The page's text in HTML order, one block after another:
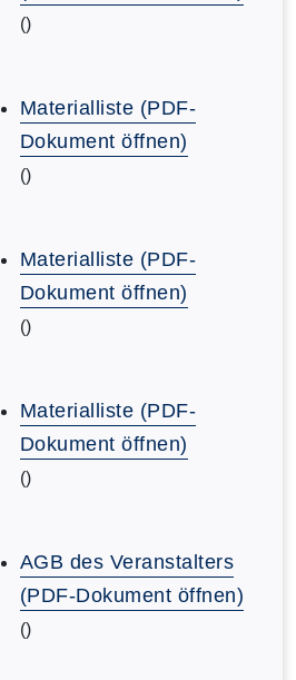
()
Materialliste (PDF-
Dokument öffnen)
()
Materialliste (PDF-
Dokument öffnen)
()
Materialliste (PDF-
Dokument öffnen)
()
AGB des Veranstalters
(PDF-Dokument öffnen)
()